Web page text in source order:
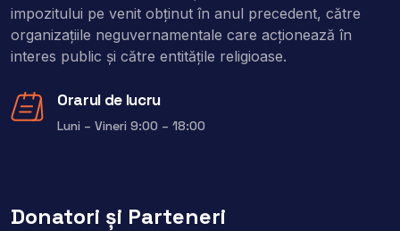
impozitului pe venit obţinut în anul precedent, către
organizaţiile neguvernamentale care acţionează în
interes public şi către entitățile religioase.
Orarul de lucru
Luni – Vineri 9:00 – 18:00
Donatori și Parteneri